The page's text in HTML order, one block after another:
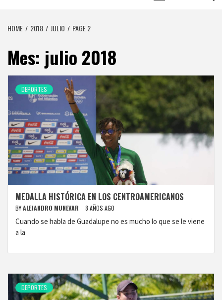
HOME 2018 JULIO PAGE 2
Mes: julio 2018
DEPORTES
MEDALLA HISTÓRICA EN LOS CENTROAMERICANOS
BYALEJANDRO MUNEVAR 8 AÑOS AGO
Cuando se habla de Guadalupe no es mucho lo que se le viene
a la
DEPORTES